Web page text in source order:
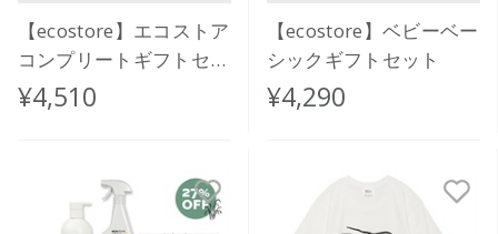
【ecostore】エコストア
コンプリートギフトセッ
ト
¥4,510
【ecostore】ベビーベー
シックギフトセット
¥4,290